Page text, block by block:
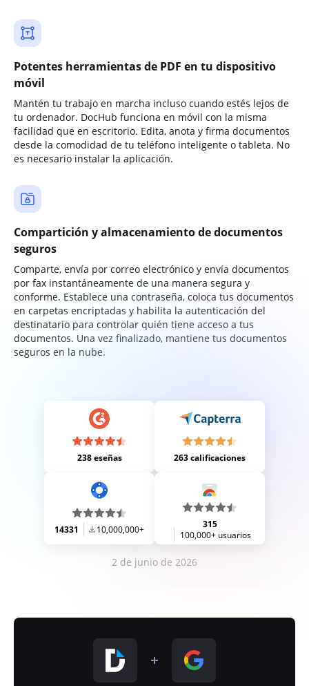
Potentes herramientas de PDF en tu dispositivo
móvil
Mantén tu trabajo en marcha incluso cuando estés lejos de
tu ordenador. DocHub funciona en móvil con la misma
facilidad que en escritorio. Edita, anota y firma documentos
desde la comodidad de tu teléfono inteligente o tableta. No
es necesario instalar la aplicación.
Compartición y almacenamiento de documentos
seguros
Comparte, envía por correo electrónico y envía documentos
por fax instantáneamente de una manera segura y
conforme. Establece una contraseña, coloca tus documentos
en carpetas encriptadas y habilita la autenticación del
destinatario para controlar quién tiene acceso a tus
documentos. Una vez finalizado, mantiene tus documentos
seguros en la nube.
238 eseñas 263 calificaciones
14331 10,000,000+
315
100,000+ usuarios
2 de junio de 2026